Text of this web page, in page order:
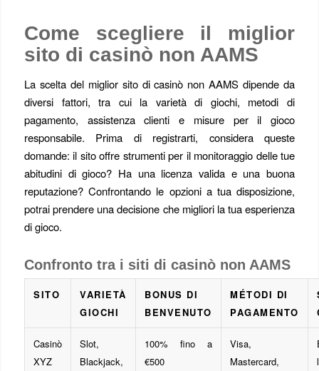
Come scegliere il miglior
sito di casinò non AAMS
La scelta del miglior sito di casinò non AAMS dipende da
diversi fattori, tra cui la varietà di giochi, metodi di
pagamento, assistenza clienti e misure per il gioco
responsabile. Prima di registrarti, considera queste
domande: il sito offre strumenti per il monitoraggio delle tue
abitudini di gioco? Ha una licenza valida e una buona
reputazione? Confrontando le opzioni a tua disposizione,
potrai prendere una decisione che migliori la tua esperienza
di gioco.
Confronto tra i siti di casinò non AAMS
SITO
VARIETÀ
GIOCHI
BONUS DI
BENVENUTO
MÉTODI DI
PAGAMENTO
Casinò
XYZ
Slot,
Blackjack,
100% fino a
€500
Visa,
Mastercard,